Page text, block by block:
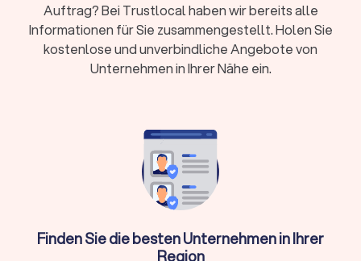
Zusatzkosten:Lange Tragewege, Etagen ohne
Aufzug, Wochenend- und Feiertagszuschläge,
Spezialtransporte
Kurzfristige Buchung:Oft ab 48-72 Stunden
Trustlocal hilft: Vergleichen Sie bis zu vier
Angebote, prüfen Sie Bewertungen und buchen
Was macht ein Umzugsunternehmen?
Auftrag? Bei Trustlocal haben wir bereits alle
Informationen für Sie zusammengestellt. Holen Sie
kostenlose und unverbindliche Angebote von
Unternehmen in Ihrer Nähe ein.
Finden Sie die besten Unternehmen in Ihrer
Region